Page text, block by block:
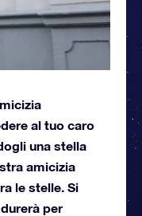
al tuo caro
una stella
amicizia
le stelle. Si
per